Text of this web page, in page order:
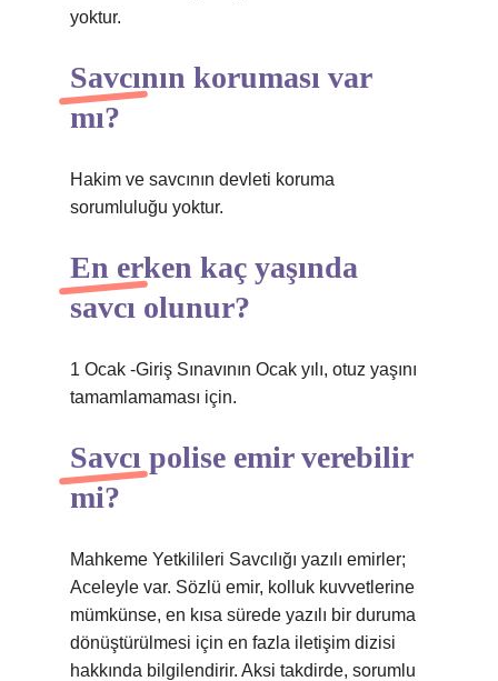
yoktur.
Savcının koruması var
mı?
Hakim ve savcının devleti koruma
sorumluluğu yoktur.
En erken kaç yaşında
savcı olunur?
1 Ocak -Giriş Sınavının Ocak yılı, otuz yaşını
tamamlamaması için.
Savcı polise emir verebilir
mi?
Mahkeme Yetkilileri Savcılığı yazılı emirler;
Aceleyle var. Sözlü emir, kolluk kuvvetlerine
mümkünse, en kısa sürede yazılı bir duruma
dönüştürülmesi için en fazla iletişim dizisi
hakkında bilgilendirir. Aksi takdirde, sorumlu